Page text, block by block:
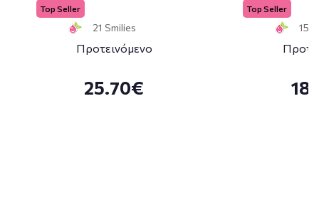
Top Seller
21 Smilies
Προτεινόμενο
25.70€
Top Seller
15